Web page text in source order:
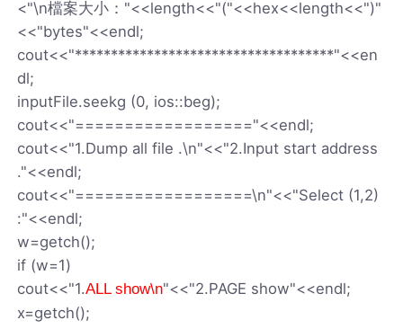
<"\n檔案大小："<<length<<"("<<hex<<length<<")"
<<"bytes"<<endl;
cout<<"************************************"<<en
dl;
inputFile.seekg (0, ios::beg);
cout<<"=================="<<endl;
cout<<"1.Dump all file .\n"<<"2.Input start address
."<<endl;
cout<<"==================\n"<<"Select (1,2)
:"<<endl;
w=getch();
if (w=1)
cout<<"1.ALL show\n"<<"2.PAGE show"<<endl;
x=getch();